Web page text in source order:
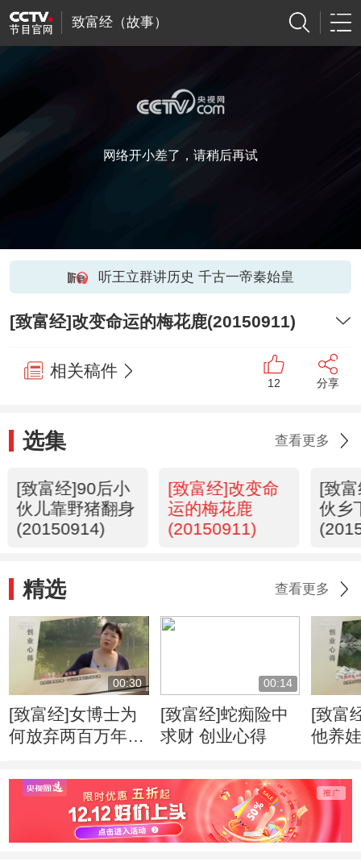
致富经（故事）
网络开小差了，请稍后再试
听王立群讲历史 千古一帝秦始皇
[致富经]改变命运的梅花鹿(20150911)
相关稿件
12 分享
选集 查看更多
[致富经]90后小
伙儿靠野猪翻身
(20150914)
[致富经]改变命
运的梅花鹿
(20150911)
[致
伙乡
精选 查看更多
00:30
[致富经]女博士为
何放弃两百万年薪
00:14
[致富经]蛇痴险中
求财 创业心得
[致富
他养